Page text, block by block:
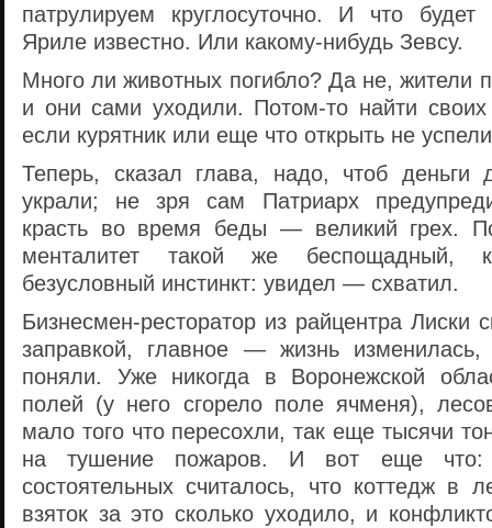
патрулируем круглосуточно. И что
Яриле известно. Или какому-нибудь Зевсу.
Много ли животных погибло? Да не, жители
и они сами уходили. Потом-то найти
если курятник или еще что открыть не
Теперь, сказал глава, надо, чтоб деньги
украли; не зря сам Патриарх
красть во время беды — великий грех.
менталитет такой же беспощадный,
безусловный инстинкт: увидел — схватил.
Бизнесмен-ресторатор из райцентра Лиски
заправкой, главное — жизнь
поняли. Уже никогда в Воронежской
полей (у него сгорело поле ячменя),
мало того что пересохли, так еще тысячи
на тушение пожаров. И вот еще
состоятельных считалось, что коттедж в
взяток за это сколько уходило, и